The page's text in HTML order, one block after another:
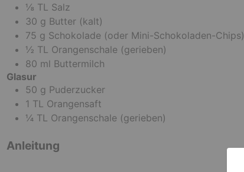
⅛ TL Salz
30 g Butter (kalt)
75 g Schokolade (oder Mini-Schokoladen-Chips)
½ TL Orangenschale (gerieben)
80 ml Buttermilch
Glasur
50 g Puderzucker
1 TL Orangensaft
¼ TL Orangenschale (gerieben)
Anleitung